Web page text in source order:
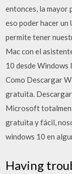
entonces, la mayor
eso poder hacer un
permite tener
Mac con el
10 desde Windows
Como Descargar
gratuita.
Microsoft
gratuita y fácil,
windows 10 en
Having